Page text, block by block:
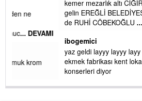
ibrahim yalçınkaya
kemer mezarlık altı CİĞİRLİK deniz
gelin EREĞLİ BELEDİYESİ o boruları
de RUHİ CÖBEKOĞLU
yaz geldi layyy layyy layy lom festivalleri
ekmek fabrikası kent lokantası diyoruz
konserleri diyor